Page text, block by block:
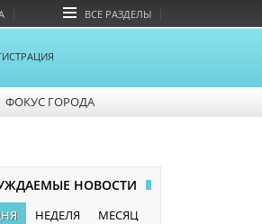
ВСЕ РАЗДЕЛЫ
ФОКУС ГОРОДА
НОВОСТИ
НЕДЕЛЯ МЕСЯЦ